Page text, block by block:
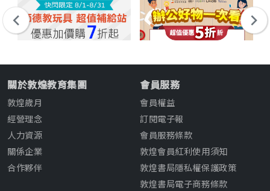
關於敦煌教育集團
敦煌歲月
經營理念
人力資源
關係企業
合作夥伴
會員服務
會員權益
訂閱電子報
會員服務條款
敦煌會員紅利使用須知
敦煌書局隱私權保護政策
敦煌書局電子商務條款